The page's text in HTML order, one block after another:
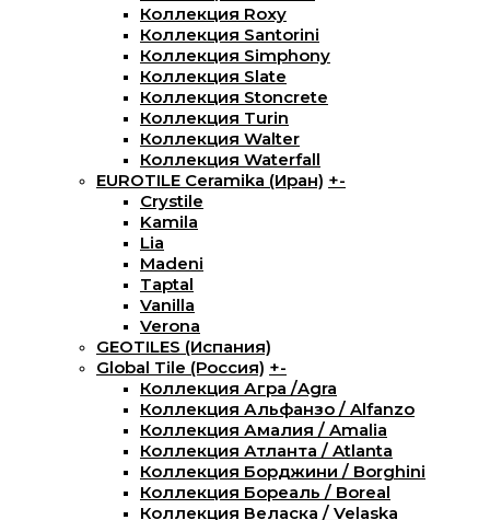
Коллекция Roxy
Коллекция Santorini
Коллекция Simphony
Коллекция Slate
Коллекция Stoncrete
Коллекция Turin
Коллекция Walter
Коллекция Waterfall
EUROTILE Ceramika (Иран) +-
Crystile
Kamila
Lia
Madeni
Taptal
Vanilla
Verona
GEOTILES (Испания)
Global Tile (Россия) +-
Коллекция Агра /Agra
Коллекция Альфанзо / Alfanzo
Коллекция Амалия / Amalia
Коллекция Атланта / Atlanta
Коллекция Борджини / Borghini
Коллекция Бореаль / Boreal
Коллекция Веласка / Velaska